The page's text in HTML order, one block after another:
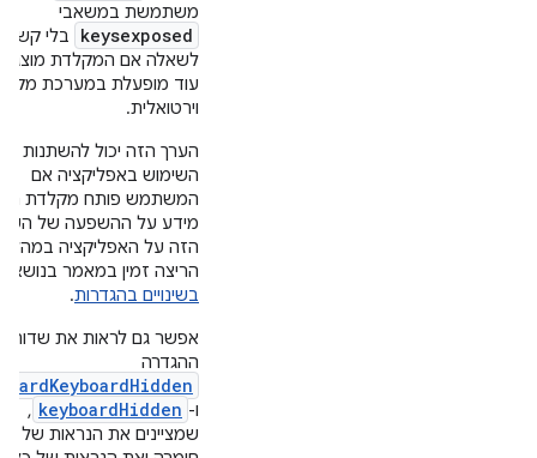
משתמשת במשאבי
keysexposed
בלי קשר
לשאלה אם המקלדת
עוד מופעלת במערכת
וירטואלית.
הערך הזה יכול להשתנות
השימוש באפליקציה אם
המשתמש פותח מקלדת
מידע על ההשפעה של
הזה על האפליקציה במהלך
הריצה זמין במאמר בנושא
בשינויים בהגדרות.
אפשר גם לראות את שדות
ההגדרה
hardKeyboardHidden
ו- keyboardHidden
,
שמציינים את הנראות של